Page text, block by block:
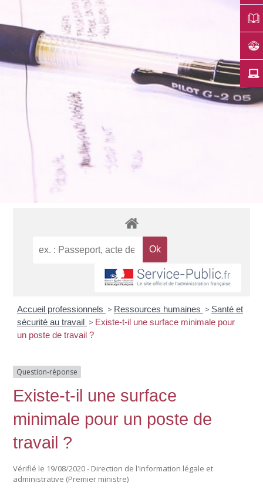
Accueil professionnels > Ressources humaines > Santé et
sécurité au travail > Existe-t-il une surface minimale pour
un poste de travail ?
Question-réponse
Existe-t-il une surface
minimale pour un poste de
travail ?
Vérifié le 19/08/2020 - Direction de l'information légale et
administrative (Premier ministre)